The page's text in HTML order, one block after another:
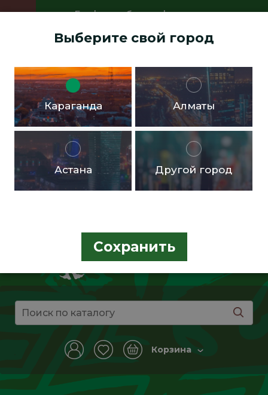
График работы офисов:
13:00 до 14:00 Суббота, воскресенье -
Доставка бесплатная в черте города от 10.000тг!
Корзина
Выберите свой город
Караганда Алматы
Астана Другой город
Сохранить